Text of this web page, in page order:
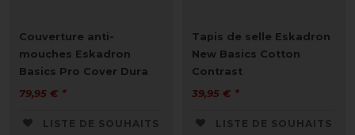
Couverture anti-
mouches Eskadron
Basics Pro Cover Dura
79,95 € *
LISTE DE SOUHAITS
Tapis de selle Eskadron
New Basics Cotton
Contrast
39,95 € *
LISTE DE SOUHAITS